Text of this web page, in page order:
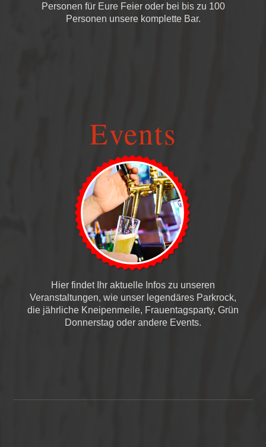
Personen für Eure Feier oder bei bis zu 100
Personen unsere komplette Bar.
Events
Hier findet Ihr aktuelle Infos zu unseren
Veranstaltungen, wie unser legendäres Parkrock,
die jährliche Kneipenmeile, Frauentagsparty, Grün
Donnerstag oder andere Events.